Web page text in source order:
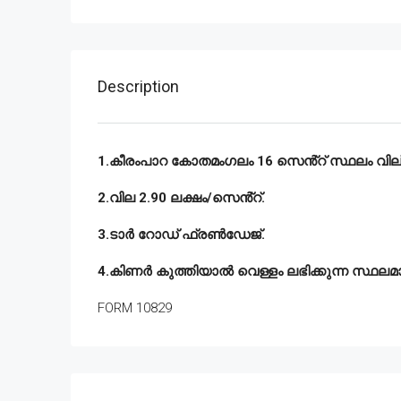
Description
1.കീരംപാറ കോതമംഗലം 16 സെൻ്റ് സ്ഥലം
2.വില 2.90 ലക്ഷം/സെൻ്റ്.
3.ടാർ റോഡ് ഫ്രൺഡേജ്.
4.കിണർ കുത്തിയാൽ വെള്ളം ലഭിക്കുന്ന
FORM 10829